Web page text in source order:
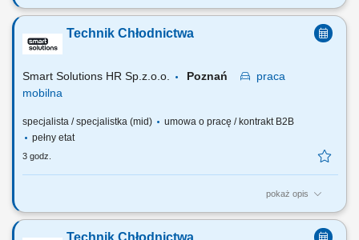
Zakres obowiązków Zakres realizowanych zadań będzie zależał od
chłodniczych, wykonywanie przeglądów, napraw oraz prac
serwisowych, rozwiązywanie problemów technicznych u klientów,
Technik Chłodnictwa
Smart Solutions HR Sp.z.o.o. Poznań
praca
mobilna
specjalista / specjalistka (mid)
umowa o pracę / kontrakt B2B
pełny etat
3 godz.
pokaż opis
Zakres obowiązków Zakres realizowanych zadań będzie zależał od
Technik Chłodnictwa